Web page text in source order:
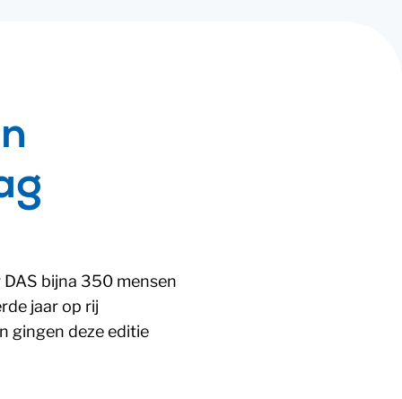
bijna 350 mensen
jaar op rij
gingen deze editie